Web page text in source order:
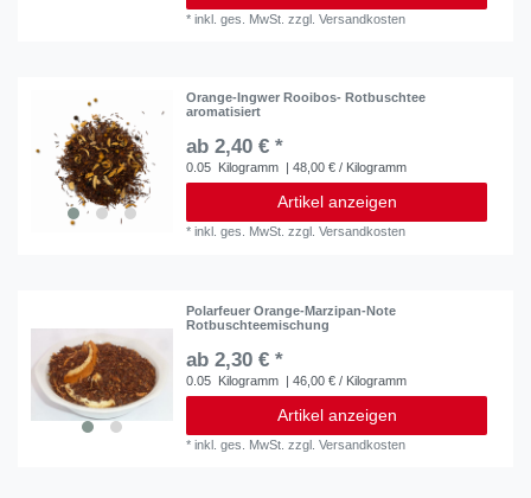
*inkl. ges. MwSt. zzgl.Versandkosten
Orange-Ingwer Rooibos- Rotbuschtee
aromatisiert
ab 2,40 € *
0.05 Kilogramm | 48,00 € / Kilogramm
Artikel anzeigen
*inkl. ges. MwSt. zzgl.Versandkosten
Polarfeuer Orange-Marzipan-Note
Rotbuschteemischung
ab 2,30 € *
0.05 Kilogramm | 46,00 € / Kilogramm
Artikel anzeigen
*inkl. ges. MwSt. zzgl.Versandkosten